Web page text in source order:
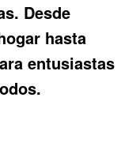
Desde
hasta
entusiastas